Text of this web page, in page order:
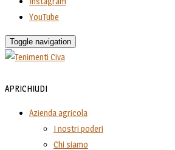
YouTube
Toggle navigation
APRICHIUDI
Azienda agricola
I nostri poderi
Chi siamo